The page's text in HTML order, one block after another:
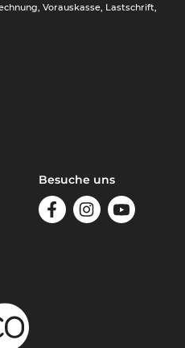
Vorauskasse, Lastschrift,
Besuche uns